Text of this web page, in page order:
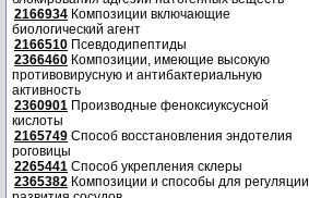
2166934 Композиции включающие
биологический агент
2166510 Псевдодипептиды
2366460 Композиции, имеющие высокую
противовирусную и антибактериальную
активность
2360901 Производные феноксиуксусной
кислоты
2165749 Способ восстановления эндотелия
роговицы
2265441 Способ укрепления склеры
2365382 Композиции и способы для регуляции